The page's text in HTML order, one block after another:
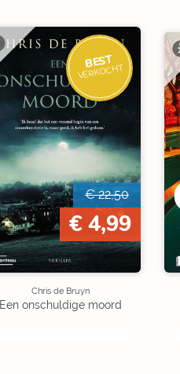
BEST
VERKOCHT
€ 22,50
€ 4,99
Chris de Bruyn
Een onschuldige moord